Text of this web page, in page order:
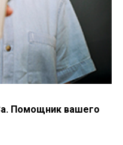
Помощник вашего